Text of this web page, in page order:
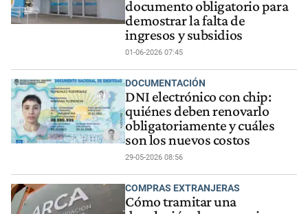
documento obligatorio para
demostrar la falta de
ingresos y subsidios
01-06-2026 07:45
DOCUMENTACIÓN
DNI electrónico con chip:
quiénes deben renovarlo
obligatoriamente y cuáles
son los nuevos costos
29-05-2026 08:56
COMPRAS EXTRANJERAS
Cómo tramitar una